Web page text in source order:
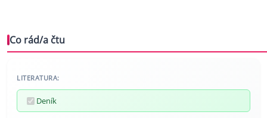
Co rád/a čtu
LITERATURA:
Deník